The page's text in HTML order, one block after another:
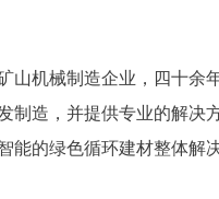
山机械制造企业，四十余
制造，并提供专业的解决
能的绿色循环建材整体解